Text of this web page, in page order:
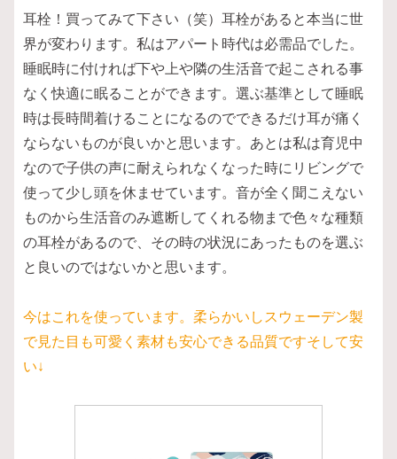
耳栓！買ってみて下さい（笑）耳栓があると本当に世
界が変わります。私はアパート時代は必需品でした。
睡眠時に付ければ下や上や隣の生活音で起こされる事
なく快適に眠ることができます。選ぶ基準として睡眠
時は長時間着けることになるのでできるだけ耳が痛く
ならないものが良いかと思います。あとは私は育児中
なので子供の声に耐えられなくなった時にリビングで
使って少し頭を休ませています。音が全く聞こえない
ものから生活音のみ遮断してくれる物まで色々な種類
の耳栓があるので、その時の状況にあったものを選ぶ
と良いのではないかと思います。
今はこれを使っています。柔らかいしスウェーデン製
で見た目も可愛く素材も安心できる品質ですそして安
い↓